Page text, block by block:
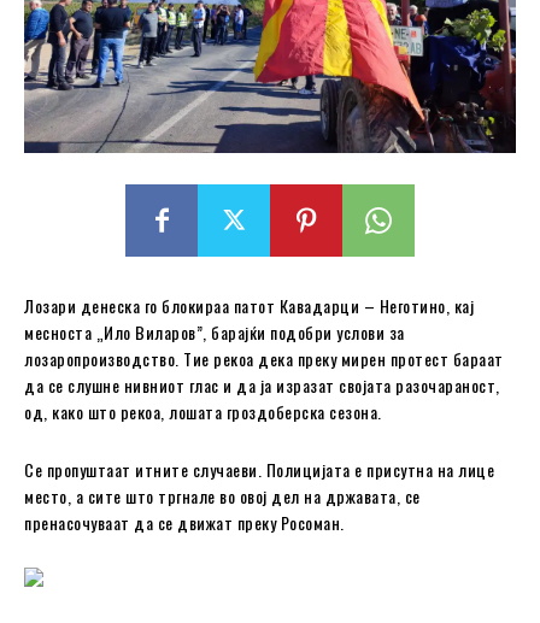
Лозари денеска го блокираа патот Кавадарци – Неготино, кај
месноста „Ило Виларов”, барајќи подобри услови за
лозаропроизводство. Тие рекоа дека преку мирен протест бараат
да се слушне нивниот глас и да ја изразат својата разочараност,
од, како што рекоа, лошата гроздоберска сезона.
Се пропуштаат итните случаеви. Полицијата е присутна на лице
место, а сите што тргнале во овој дел на државата, се
пренасочуваат да се движат преку Росоман.